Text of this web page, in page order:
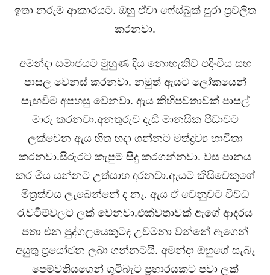
ඉතා නරුම ආකාරයට. ඔහු ඒවා ෆේස්බුක් පුරා ප්‍රචලිත
කරනවා.
අමන්දා සමාජයට මුහුණ දිය නොහැකිව පදිංචිය සහ
පාසල වෙනස් කරනවා. නමුත් ඇයට ලෝකයෙන්
සැඟවීම අපහසු වෙනවා. ඇය කිහිපවතාවක් පාසල්
මාරු කරනවා.අනතුරුව දැඩි මානසික පීඩාවට
ලක්වෙන ඇය හිත හදා ගන්නට මත්ද්‍රව්‍ය භාවිතා
කරනවා.සිරුරට කැපුම් සිදු කරගන්නවා. වස පානය
කර මිය යන්නට උත්සාහ දරනවා.ඇයට කිසිවෙකුගේ
මිත්‍රත්වය ලැබෙන්නේ ද නෑ. ඇය ඒ වෙනුවට විව්ධ
රැවටීම්වලට ලක් වෙනවා.එක්වතාවක් ඇගේ ආදරය
පතා එන පුද්ගලයෙකුටද උවමනා වන්නේ ඇගෙන්
අයුතු ප්‍රයෝජන ලබා ගන්නටයි. අමන්දා ඔහුගේ සැබෑ
පෙම්වතියගෙන් ගුටිබැට ප්‍රහාරයකට පවා ලක්